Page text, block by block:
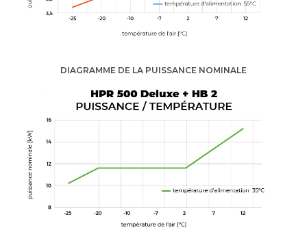
DIAGRAMME DE LA PUISSANCE NOMINALE